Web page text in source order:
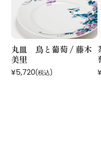
丸皿 鳥と葡萄 / 藤木
美里
¥5,720(税込)